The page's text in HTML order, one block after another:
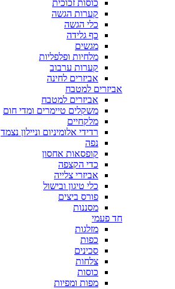
כוסות זכוכית
קערות הגשה
כלי הגשה
כף גלידה
מגשים
מלחיות ופלפליות
קערות ערבוב
אביזרים לחינה
אביזרים למטבח
אביזרים למטבח
משקלים טיימרים ומדי חום
מלקחיים
רדידי אלומיניום וניילון נצמד
נפה
קופסאות אחסון
כדי הקצפה
אביזרי צלייה
כלי טיגון ובישול
פורס ביצים
מסננות
חד פעמי
מזלגות
כפות
סכינים
צלחות
כוסות
מפות ומפיות